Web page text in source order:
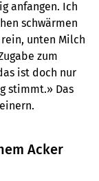
anfangen. Ich
schwärmen
rein, unten Milch
zum
ist doch nur
stimmt.» Das
Acker